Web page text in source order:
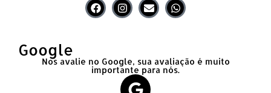
Google
Nos avalie no Google, sua avaliação é muito
importante para nós.